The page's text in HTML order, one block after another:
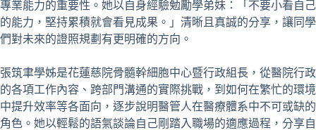
專業能力的重要性。她以自身經驗勉勵學弟妹：「不要小看自己
的能力，堅持累積就會看見成果。」清晰且真誠的分享，讓同學
們對未來的證照規劃有更明確的方向。
張筑聿學姊是花蓮慈院骨髓幹細胞中心暨行政組長，從醫院行政
的各項工作內容、跨部門溝通的實際挑戰，到如何在繁忙的環境
中提升效率等各面向，逐步說明醫管人在醫療體系中不可或缺的
角色。她以輕鬆的語氣談論自己剛踏入職場的適應過程，分享自